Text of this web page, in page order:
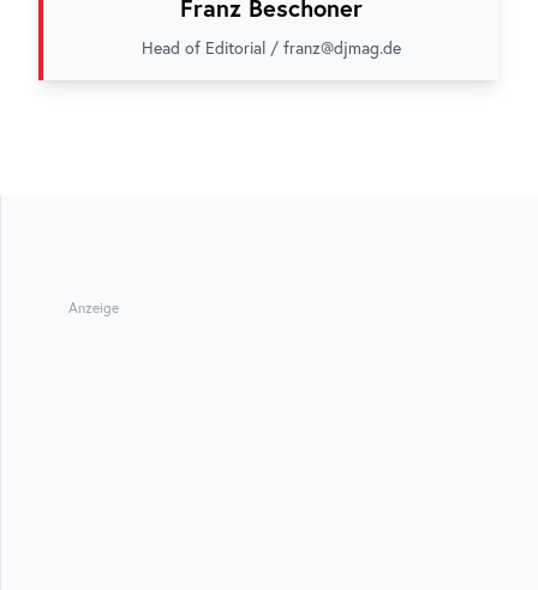
Franz Beschoner
Head of Editorial / franz@djmag.de
Anzeige